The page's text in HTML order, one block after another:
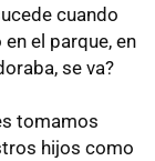
cuando
el parque, en
se va?
tomamos
hijos como